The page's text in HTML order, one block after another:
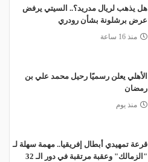
هل يذهب لريال مدريد؟.. السيتي يرفض
عرض برشلونة بشأن رودري
منذ 16 ساعة
الأهلي يعلن رسميًا رحيل محمد علي بن
رمضان
منذ يوم
قرعة تمهيدي أبطال إفريقيا.. مهمة سهلة لـ
"الزمالك" وعقبة مرتقبة في دور الـ 32